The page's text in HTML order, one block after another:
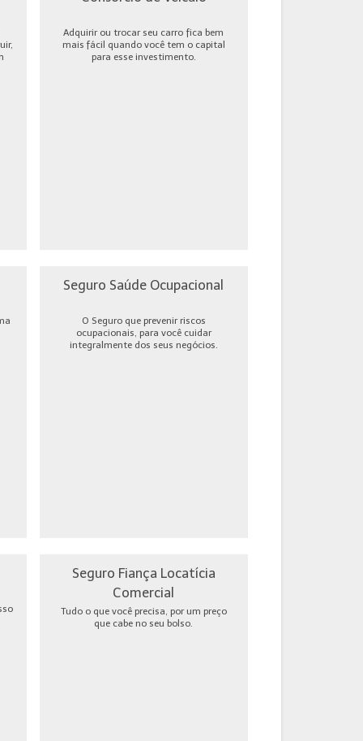
Adquirir ou trocar seu carro fica bem
mais fácil quando você tem o capital
para esse investimento.
Seguro Saúde Ocupacional
O Seguro que prevenir riscos
ocupacionais, para você cuidar
integralmente dos seus negócios.
Seguro Fiança Locatícia
Comercial
Tudo o que você precisa, por um preço
que cabe no seu bolso.